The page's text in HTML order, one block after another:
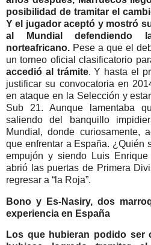
posibilidad de tramitar el
Y el jugador aceptó y mostró
al Mundial defendiendo
norteafricano. Pese a que el
un torneo oficial clasificatorio
accedió al trámite. Y hasta el
justificar su convocatoria en
en ataque en la Selección y
Sub 21. Aunque lamentaba
saliendo del banquillo
Mundial, donde curiosamente,
que enfrentar a España. ¿Quién
empujón y siendo Luis
abrió las puertas de Primera
regresar a “la Roja”.
Bono y Es-Nasiry, dos
experiencia en España
Los que hubieran podido ser